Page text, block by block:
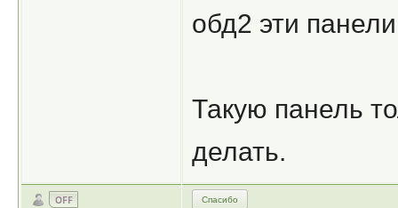
обд2 эти
Такую панель
делать.
Спасибо